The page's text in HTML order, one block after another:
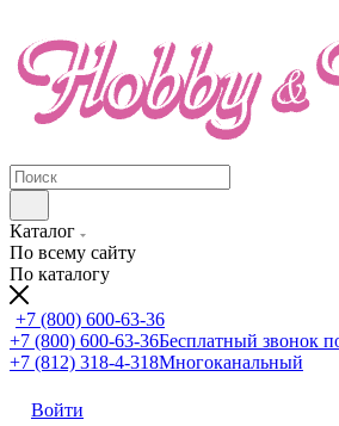
Каталог
По всему сайту
По каталогу
+7 (800) 600-63-36
+7 (800) 600-63-36Бесплатный звонок
+7 (812) 318-4-318Многоканальный
Войти